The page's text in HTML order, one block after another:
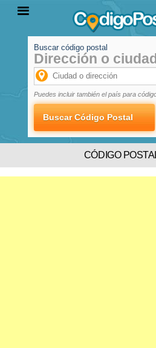
PROVINCIAS
LOCALIDADES
Buscar código postal
Dirección o
Puedes incluir también el país para
CÓDIGO